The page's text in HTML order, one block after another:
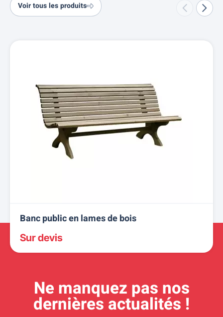
Voir tous les produits
Banc public en lames de bois
Sur devis
Ne manquez pas nos
dernières actualités !